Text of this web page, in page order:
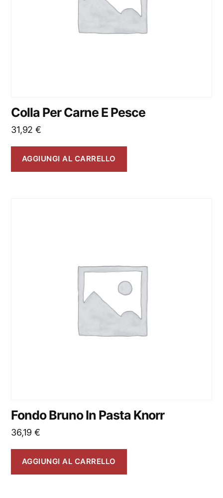
Colla Per Carne E Pesce
31,92 €
AGGIUNGI AL CARRELLO
Fondo Bruno In Pasta Knorr
36,19 €
AGGIUNGI AL CARRELLO